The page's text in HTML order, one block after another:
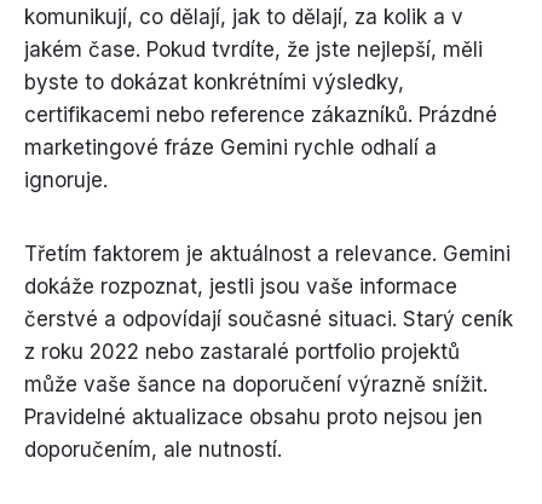
komunikují, co dělají, jak to dělají, za kolik a v
jakém čase. Pokud tvrdíte, že jste nejlepší, měli
byste to dokázat konkrétními výsledky,
certifikacemi nebo reference zákazníků. Prázdné
marketingové fráze Gemini rychle odhalí a
ignoruje.
Třetím faktorem je aktuálnost a relevance. Gemini
dokáže rozpoznat, jestli jsou vaše informace
čerstvé a odpovídají současné situaci. Starý ceník
z roku 2022 nebo zastaralé portfolio projektů
může vaše šance na doporučení výrazně snížit.
Pravidelné aktualizace obsahu proto nejsou jen
doporučením, ale nutností.